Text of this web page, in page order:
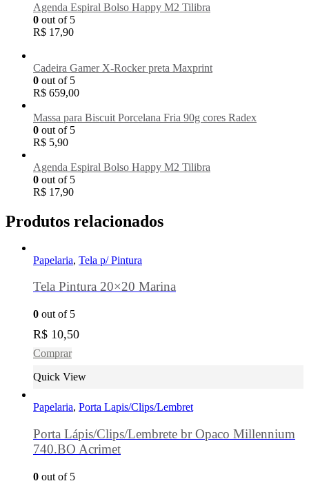
Agenda Espiral Bolso Happy M2 Tilibra
0 out of 5
R$ 17,90
Cadeira Gamer X-Rocker preta Maxprint
0 out of 5
R$ 659,00
Massa para Biscuit Porcelana Fria 90g cores Radex
0 out of 5
R$ 5,90
Agenda Espiral Bolso Happy M2 Tilibra
0 out of 5
R$ 17,90
Produtos relacionados
Papelaria, Tela p/ Pintura
Tela Pintura 20×20 Marina
0 out of 5
R$ 10,50
Comprar
Quick View
Papelaria, Porta Lapis/Clips/Lembret
Porta Lápis/Clips/Lembrete br Opaco Millennium
740.BO Acrimet
0 out of 5